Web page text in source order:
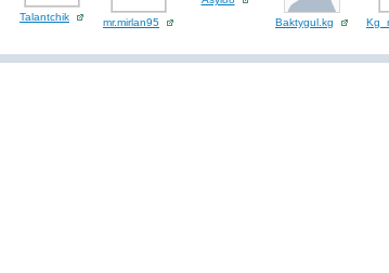
Talantchik mr.mirlan95
Baktygul.kg